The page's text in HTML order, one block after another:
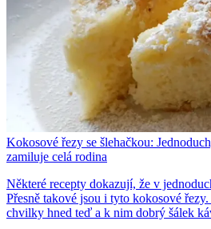
Kokosové řezy se šlehačkou:
zamiluje celá rodina
Některé recepty dokazují, že v
Přesně takové jsou i tyto kokosové
chvilky hned teď a k nim dobrý šálek